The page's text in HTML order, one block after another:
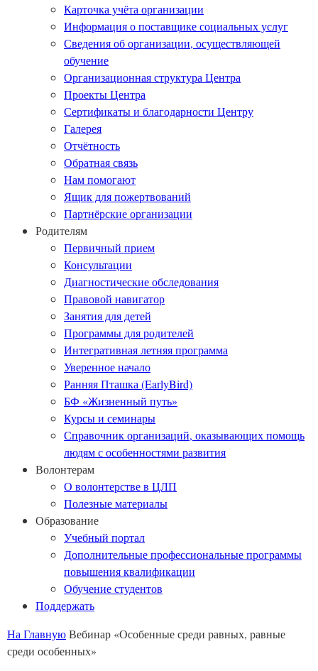
Карточка учёта организации
Информация о поставщике социальных услуг
Сведения об организации, осуществляющей
обучение
Организационная структура Центра
Проекты Центра
Сертификаты и благодарности Центру
Галерея
Отчётность
Обратная связь
Нам помогают
Ящик для пожертвований
Партнёрские организации
Родителям
Первичный прием
Консультации
Диагностические обследования
Правовой навигатор
Занятия для детей
Программы для родителей
Интегративная летняя программа
Уверенное начало
Ранняя Пташка (EarlyBird)
БФ «Жизненный путь»
Курсы и семинары
Справочник организаций, оказывающих помощь
людям с особенностями развития
Волонтерам
О волонтерстве в ЦЛП
Полезные материалы
Образование
Учебный портал
Дополнительные профессиональные программы
повышения квалификации
Обучение студентов
Поддержать
На ГлавнуюВебинар «Особенные среди равных, равные
среди особенных»